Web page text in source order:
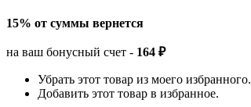
15% от суммы вернется
на ваш бонусный счет - 164 ₽
Убрать этот товар из моего избранного.
Добавить этот товар в избранное.